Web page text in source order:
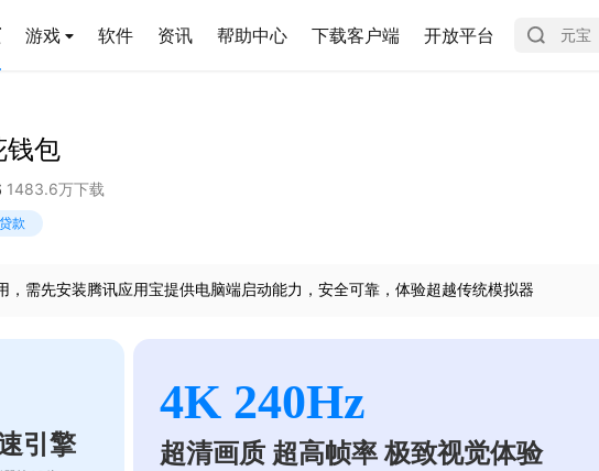
游戏 软件 资讯 帮助中心 下载客户端 开放平台
钱包
1483.6万下载
款
，需先安装腾讯应用宝提供电脑端启动能力，安全可靠，体验超越传统模拟器
引擎
4K 240Hz
超清画质 超高帧率 极致视觉体验